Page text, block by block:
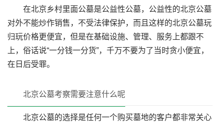
在北京乡村里面公墓是公益性公墓，公益性的北京公墓
对外不能炒作销售，不受法律保护，而且这样的北京公墓玩
归玩价格更便宜，但是在基础设施、管理、服务上都跟不
上，俗话说“一分钱一分货”，千万不要为了当时贪小便宜，
在日后受罪。
北京公墓考察需要注意什么呢
北京公墓的选择是任何一个购买墓地的客户都非常关心